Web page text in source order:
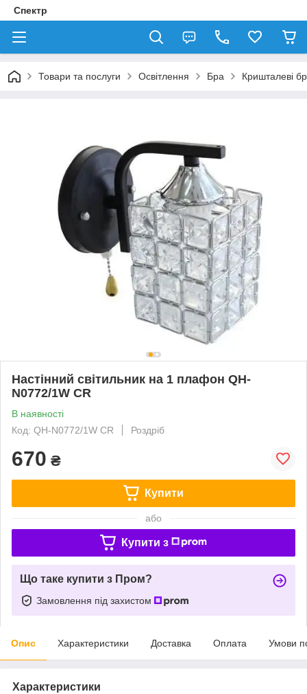
Спектр
Товари та послуги Освітлення Бра Кришталеві
Настінний світильник на 1 плафон QH-
N0772/1W CR
В наявності
Код: QH-N0772/1W CR
Роздріб
670 ₴
Купити
або
Купити з
Що таке купити з Пром?
Замовлення під захистом
Опис Характеристики Доставка Оплата Умови
Характеристики